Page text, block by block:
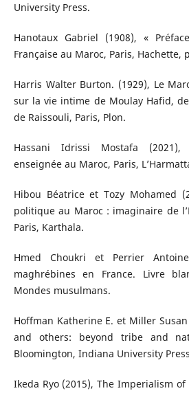
University Press.
Hanotaux Gabriel (1908), «
Française au Maroc, Paris, Hachette,
Harris Walter Burton. (1929), Le
sur la vie intime de Moulay Hafid,
de Raissouli, Paris, Plon.
Hassani Idrissi Mostafa
enseignée au Maroc, Paris,
Hibou Béatrice et Tozy Mohamed
politique au Maroc : imaginaire de
Paris, Karthala.
Hmed Choukri et Perrier
maghrébines en France. Livre
Mondes musulmans.
Hoffman Katherine E. et Miller
and others: beyond tribe and
Bloomington, Indiana University
Ikeda Ryo (2015), The Imperialism